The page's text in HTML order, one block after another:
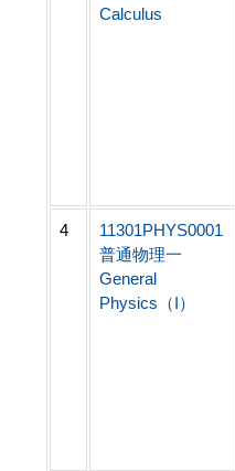
Calculus
4
11301PHYS0001
普通物理一
General
Physics（I）